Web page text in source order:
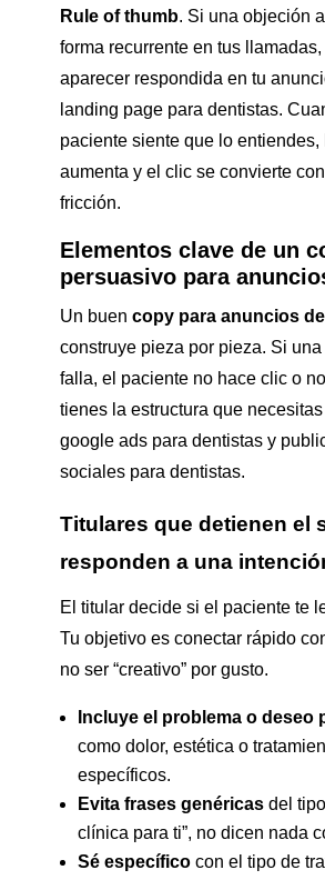
Rule of thumb. Si una objeción
forma recurrente en tus
aparecer respondida en tu
landing page para dentistas.
paciente siente que lo entiendes,
aumenta y el clic se convierte
fricción.
Elementos clave de un
persuasivo para
Un buen copy para anuncios
construye pieza por pieza. Si
falla, el paciente no hace clic o
tienes la estructura que
google ads para dentistas y
sociales para dentistas.
Titulares que detienen el
responden a una
El titular decide si el paciente te
Tu objetivo es conectar rápido
no ser “creativo” por gusto.
Incluye el problema o deseo
como dolor, estética o
específicos.
Evita frases genéricasdel tipo
clínica para ti”, no dicen nada
Sé específicocon el tipo de